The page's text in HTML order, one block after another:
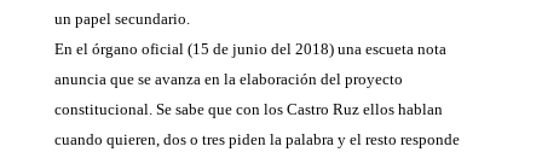
un papel secundario.
En el órgano oficial (15 de junio del 2018) una escueta nota
anuncia que se avanza en la elaboración del proyecto
constitucional. Se sabe que con los Castro Ruz ellos hablan
cuando quieren, dos o tres piden la palabra y el resto responde